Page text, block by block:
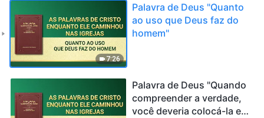
7:26
Palavra de Deus "Quanto
ao uso que Deus faz do
homem"
Palavra de Deus "Quando
compreender a verdade,
você deveria colocá-la em